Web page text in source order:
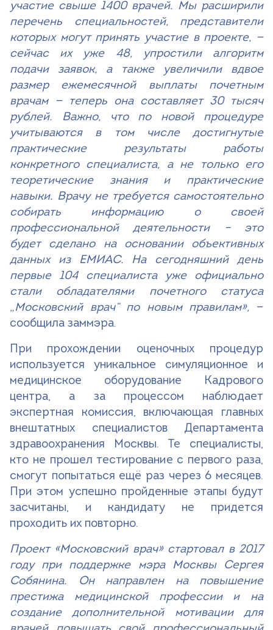
участие свыше 1400 врачей. Мы расширили
перечень специальностей, представители
которых могут принять участие в проекте, —
сейчас их уже 48, упростили алгоритм
подачи заявок, а также увеличили вдвое
размер ежемесячной выплаты почетным
врачам — теперь она составляет 30 тысяч
рублей. Важно, что по новой процедуре
учитываются в том числе достигнутые
практические результаты работы
конкретного специалиста, а не только его
теоретические знания и практические
навыки. Врачу не требуется самостоятельно
собирать информацию о своей
профессиональной деятельности – это
будет сделано на основании объективных
данных из ЕМИАС. На сегодняшний день
первые 104 специалиста уже официально
стали обладателями почетного статуса
„Московский врач“ по новым правилам», —
сообщила заммэра.
При прохождении оценочных процедур
используется уникальное симуляционное и
медицинское оборудование Кадрового
центра, а за процессом наблюдает
экспертная комиссия, включающая главных
внештатных специалистов Департамента
здравоохранения Москвы. Те специалисты,
кто не прошел тестирование с первого раза,
смогут попытаться ещё раз через 6 месяцев.
При этом успешно пройденные этапы будут
засчитаны, и кандидату не придется
проходить их повторно.
Проект «Московский врач» стартовал в 2017
году при поддержке мэра Москвы Сергея
Собянина. Он направлен на повышение
престижа медицинской профессии и на
создание дополнительной мотивации для